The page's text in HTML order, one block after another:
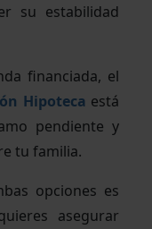
su estabilidad
financiada, el
Hipoteca está
pendiente y
tu familia.
opciones es
asegurar